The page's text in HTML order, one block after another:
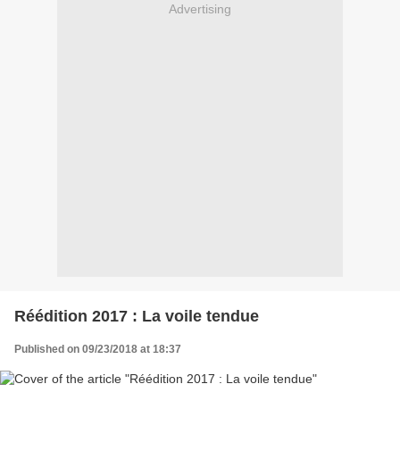
Advertising
Réédition 2017 : La voile tendue
Published on 09/23/2018 at 18:37